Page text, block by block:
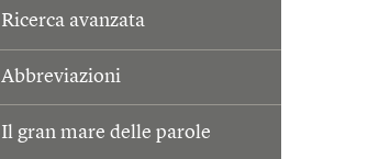
Ricerca avanzata
Abbreviazioni
Il gran mare delle parole